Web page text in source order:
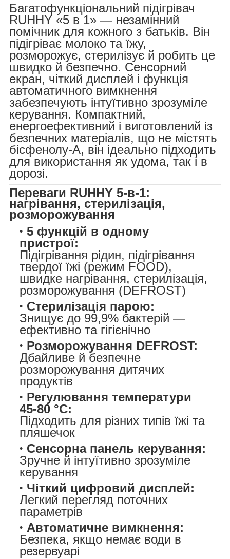
Багатофункціональний підігрівач
RUHHY «5 в 1» — незамінний
помічник для кожного з батьків. Він
підігріває молоко та їжу,
розморожує, стерилізує й робить це
швидко й безпечно. Сенсорний
екран, чіткий дисплей і функція
автоматичного вимкнення
забезпечують інтуїтивно зрозуміле
керування. Компактний,
енергоефективний і виготовлений із
безпечних матеріалів, що не містять
бісфенолу-А, він ідеально підходить
для використання як удома, так і в
дорозі.
Переваги RUHHY 5-в-1:
нагрівання, стерилізація,
розморожування
5 функцій в одному
пристрої:
Підігрівання рідин, підігрівання
твердої їжі (режим FOOD),
швидке нагрівання, стерилізація,
розморожування (DEFROST)
Стерилізація парою:
Знищує до 99,9% бактерій —
ефективно та гігієнічно
Розморожування DEFROST:
Дбайливе й безпечне
розморожування дитячих
продуктів
Регулювання температури
45-80 °C:
Підходить для різних типів їжі та
пляшечок
Сенсорна панель керування:
Зручне й інтуїтивно зрозуміле
керування
Чіткий цифровий дисплей:
Легкий перегляд поточних
параметрів
Автоматичне вимкнення:
Безпека, якщо немає води в
резервуарі